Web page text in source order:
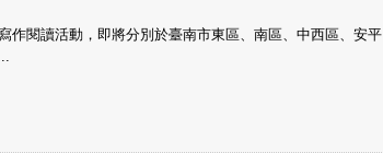
作閱讀活動，即將分別於臺南市東區、南區、中西區、安平